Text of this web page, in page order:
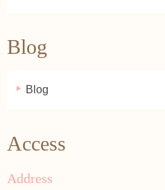
Blog
Blog
Access
Address